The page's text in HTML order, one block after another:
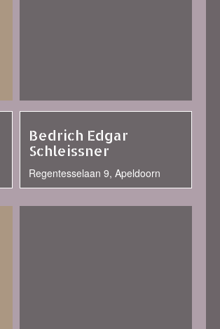
Bedrich Edgar
Schleissner
Regentesselaan 9, Apeldoorn